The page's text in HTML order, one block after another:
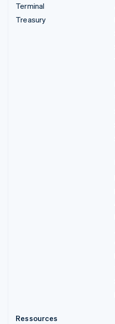
Terminal
Treasury
Ressources